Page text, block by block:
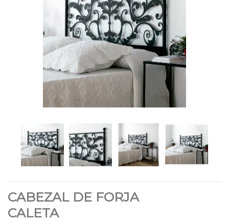
CABEZAL DE FORJA
CALETA